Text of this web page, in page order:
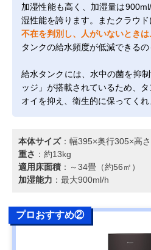
加湿性能も高く、加湿量は
湿性能を誇ります。またクラウド
不在を判別し、人がいないとき
タンクの給水頻度が低減できるの
給水タンクには、水中の菌を抑
ッジ」が搭載されているため、
オイを抑え、衛生的に保ってくれ
本体サイズ：幅395×奥行305×高
重さ ：約13kg
適用床面積 ：～34畳（約56㎡）
加湿能力 ：最大900ml/h
プロおすすめ②